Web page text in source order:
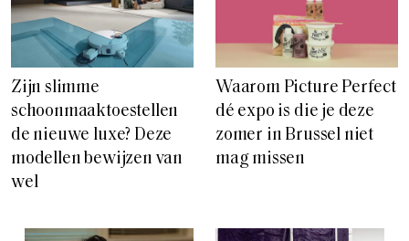
Zijn slimme
schoonmaaktoestellen
de nieuwe luxe? Deze
modellen bewijzen van
wel
Waarom Picture Perfect
dé expo is die je deze
zomer in Brussel niet
mag missen